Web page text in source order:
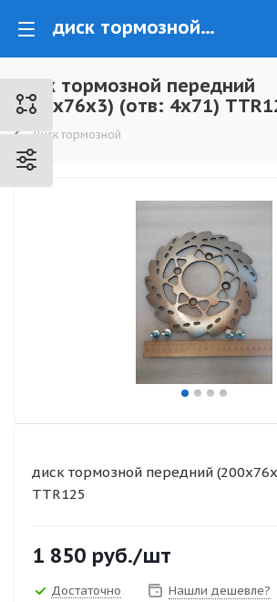
диск тормозной передний (200x76x3) (отв: 4x71) TTR125 - www.kovrovec.ru
диск тормозной передний
(200x76x3) (отв: 4x71)
Диск тормозной
диск тормозной передний
TTR125
1 850 руб./шт
Достаточно Нашли дешевле?